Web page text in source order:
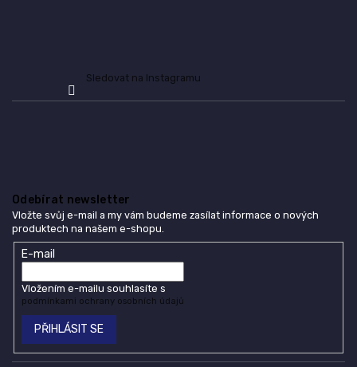
Sledovat na Instagramu
Odebírat newsletter
Vložte svůj e-mail a my vám budeme zasílat informace o nových
produktech na našem e-shopu.
E-mail
Vložením e-mailu souhlasíte s
podmínkami ochrany osobních údajů
PŘIHLÁSIT SE